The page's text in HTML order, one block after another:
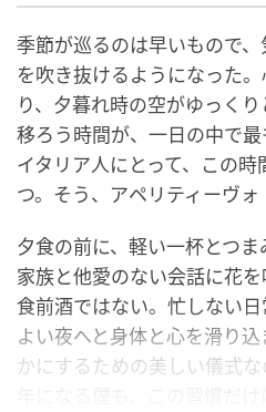
季節が巡るのは早いもので
を吹き抜けるようになった
り、夕暮れ時の空がゆっく
移ろう時間が、一日の中で最
イタリア人にとって、この
つ。そう、アペリティーヴォ
夕食の前に、軽い一杯とつ
家族と他愛のない会話に花
食前酒ではない。忙しない
よい夜へと身体と心を滑り
かにするための美しい儀式